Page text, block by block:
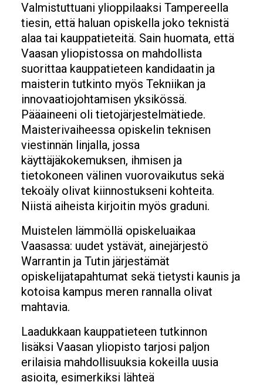
Valmistuttuani ylioppilaaksi Tampereella
tiesin, että haluan opiskella joko teknistä
alaa tai kauppatieteitä. Sain huomata, että
Vaasan yliopistossa on mahdollista
suorittaa kauppatieteen kandidaatin ja
maisterin tutkinto myös Tekniikan ja
innovaatiojohtamisen yksikössä.
Pääaineeni oli tietojärjestelmätiede.
Maisterivaiheessa opiskelin teknisen
viestinnän linjalla, jossa
käyttäjäkokemuksen, ihmisen ja
tietokoneen välinen vuorovaikutus sekä
tekoäly olivat kiinnostukseni kohteita.
Niistä aiheista kirjoitin myös graduni.
Muistelen lämmöllä opiskeluaikaa
Vaasassa: uudet ystävät, ainejärjestö
Warrantin ja Tutin järjestämät
opiskelijatapahtumat sekä tietysti kaunis ja
kotoisa kampus meren rannalla olivat
mahtavia.
Laadukkaan kauppatieteen tutkinnon
lisäksi Vaasan yliopisto tarjosi paljon
erilaisia mahdollisuuksia kokeilla uusia
asioita, esimerkiksi lähteä